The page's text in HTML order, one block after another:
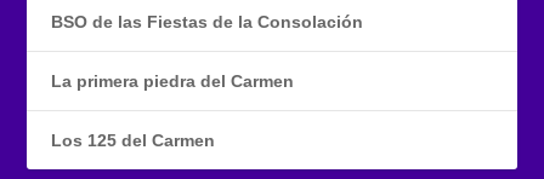
BSO de las Fiestas de la Consolación
La primera piedra del Carmen
Los 125 del Carmen